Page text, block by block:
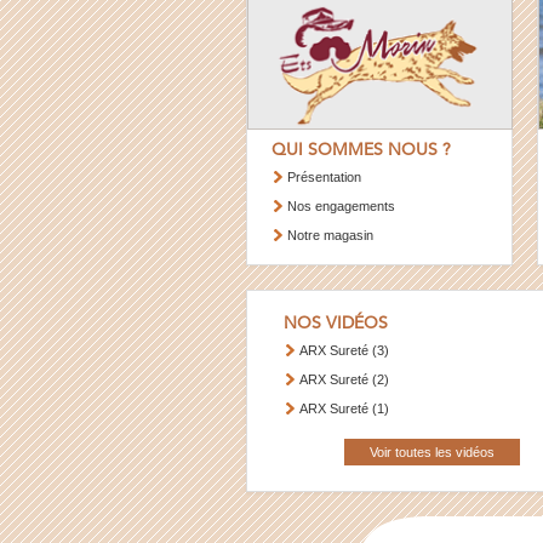
QUI SOMMES NOUS ?
Présentation
Nos engagements
Notre magasin
NOS VIDÉOS
ARX Sureté (3)
ARX Sureté (2)
ARX Sureté (1)
Voir toutes les vidéos